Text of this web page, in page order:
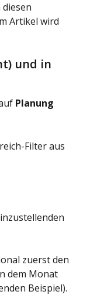
Artikel wird
und in
Planung
Filter aus
zuerst den
dem Monat
Beispiel).